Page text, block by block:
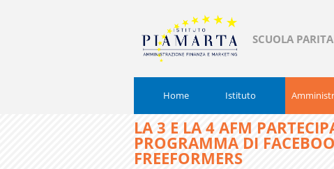
SCUOLA
Home Istituto
LA 3 E LA 4 AFM
PROGRAMMA DI
FREEFORMERS